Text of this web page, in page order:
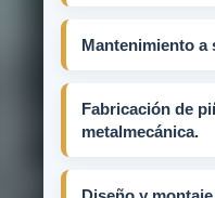
Mantenimiento a
Fabricación de
metalmecánica.